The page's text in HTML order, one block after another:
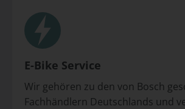
E-Bike Service
Wir gehören zu den von Bosch
Fachhändlern Deutschlands und